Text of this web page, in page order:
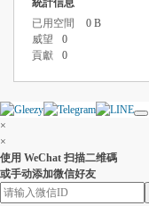
統計信息
已用空間
0 B
威望
0
貢獻
0
×
×
使用 WeChat 扫描二维碼
或手动添加微信好友